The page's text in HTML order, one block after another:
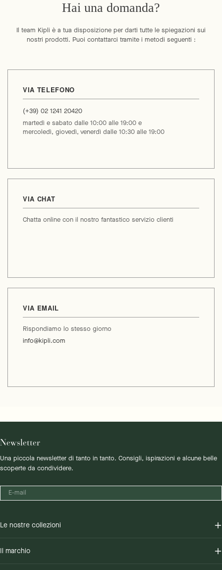
Hai una domanda?
Il team Kipli è a tua disposizione per darti tutte le spiegazioni sui
nostri prodotti. Puoi contattarci tramite i metodi seguenti :
VIA TELEFONO
(+39) 02 1241 20420
martedì e sabato dalle 10:00 alle 19:00 e
mercoledì, giovedì, venerdì dalle 10:30 alle 19:00
VIA CHAT
Chatta online con il nostro fantastico servizio clienti
VIA EMAIL
Rispondiamo lo stesso giorno
info@kipli.com
Newsletter
Una piccola newsletter di tanto in tanto. Consigli, ispirazioni e alcune belle
scoperte da condividere.
mail
Le nostre collezioni
Il marchio